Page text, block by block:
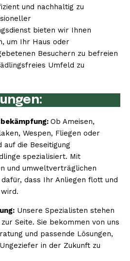
und nachhaltig zu
bieten wir Ihnen
um Ihr Haus oder
Besuchern zu befreien
Umfeld zu
Ob Ameisen,
Wespen, Fliegen oder
die Beseitigung
spezialisiert. Mit
und umweltverträglichen
dass Ihr Anliegen flott und
Unsere Spezialisten stehen
Seite. Sie bekommen von uns
und passende Lösungen,
in der Zukunft zu